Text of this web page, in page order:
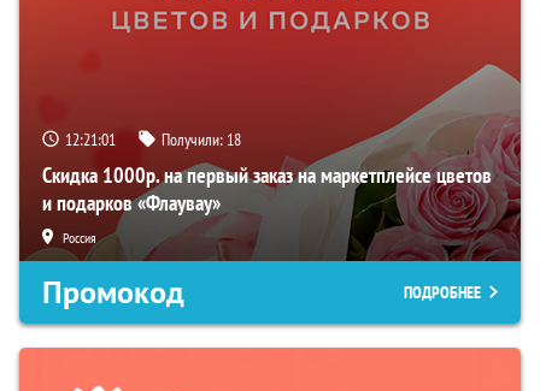
12:21:00 Получили: 18
Скидка 1000р. на первый заказ на маркетплейсе цветов
и подарков «Флаувау»
Россия
Промокод ПОДРОБНЕЕ